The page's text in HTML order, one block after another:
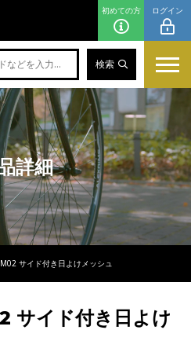
初めての方 ログイン
検索
詳細
サイド付き日よけメッシュ
サイド付き日よけ